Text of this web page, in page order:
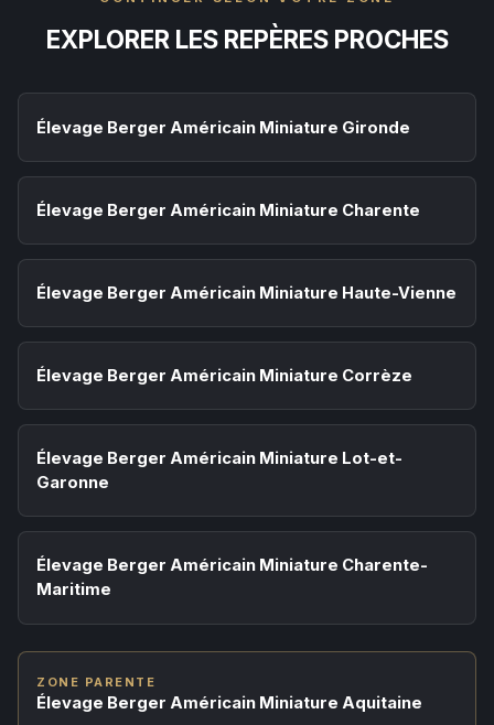
EXPLORER LES REPÈRES PROCHES
Élevage Berger Américain Miniature Gironde
Élevage Berger Américain Miniature Charente
Élevage Berger Américain Miniature Haute-Vienne
Élevage Berger Américain Miniature Corrèze
Élevage Berger Américain Miniature Lot-et-
Garonne
Élevage Berger Américain Miniature Charente-
Maritime
ZONE PARENTE
Élevage Berger Américain Miniature Aquitaine